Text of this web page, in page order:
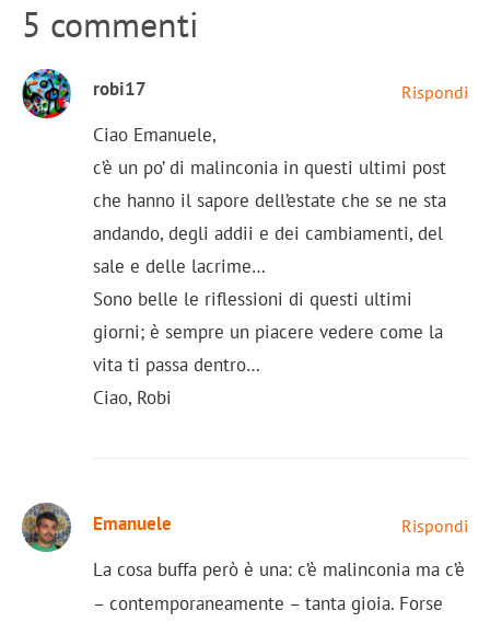
5 commenti
robi17 Rispondi
Ciao Emanuele,
c’è un po’ di malinconia in questi ultimi post
che hanno il sapore dell’estate che se ne sta
andando, degli addii e dei cambiamenti, del
sale e delle lacrime…
Sono belle le riflessioni di questi ultimi
giorni; è sempre un piacere vedere come la
vita ti passa dentro…
Ciao, Robi
Emanuele Rispondi
La cosa buffa però è una: c’è malinconia ma c’è
– contemporaneamente – tanta gioia. Forse